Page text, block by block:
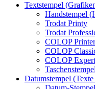
Textstempel
Handstempel
Trodat Printy
Trodat
COLOP Printer
COLOP
COLOP
Taschenstempel
Datumstempel